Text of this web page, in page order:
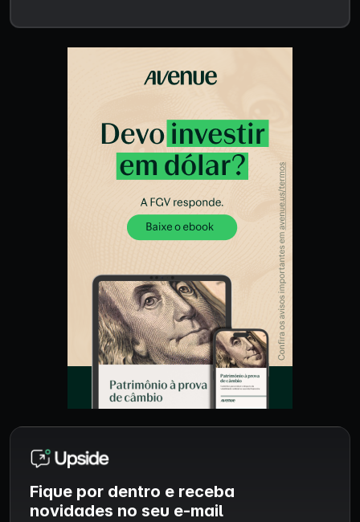
Fique por dentro e receba
novidades no seu e-mail